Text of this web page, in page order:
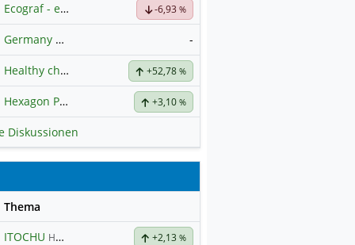
Ecograf - ein Stern am Graphithimmel -6,93 %
Germany 40 / DAX Prognose -
Healthy choice Wellness +52,78%
Hexagon Purus Hauptdiskussion+3,10%
Diskussionen
Thema
ITOCHU Hauptdiskussion +2,13 %